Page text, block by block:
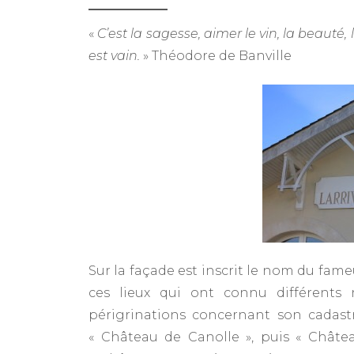
« C’est la sagesse, aimer le vin, la
est vain. » Théodore de Banville
Sur la façade est inscrit le nom du
ces lieux qui ont connu différents
périgrinations concernant son
« Château de Canolle », puis «